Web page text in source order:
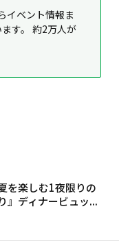
イベント情報ま
す。 約2万人が
を楽しむ1夜限りの
』ディナービュッ...